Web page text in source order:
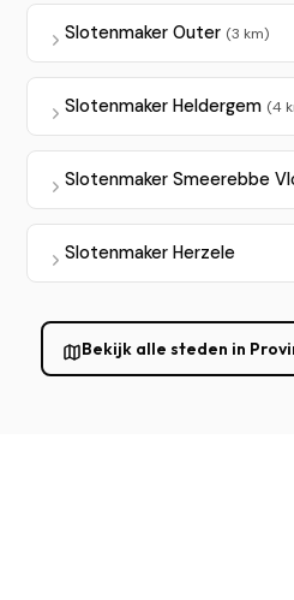
Slotenmaker Outer (3 km)
Slotenmaker Heldergem (4
Slotenmaker Smeerebbe
Slotenmaker Herzele
Bekijk alle steden in